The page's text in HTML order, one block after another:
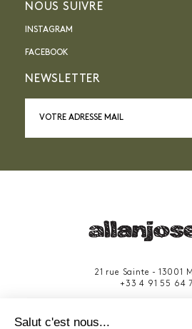
NOUS SUIVRE
INSTAGRAM
FACEBOOK
NEWSLETTER
21 rue Sainte - 13001
+33 4 91 55 64
Salut c'est nous...